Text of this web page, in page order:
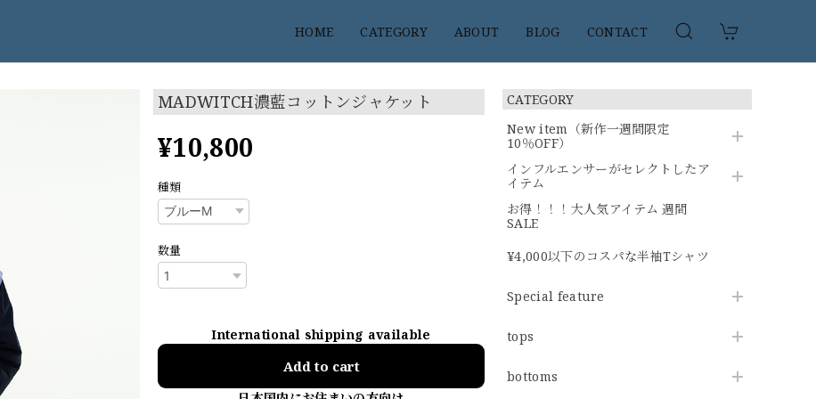
HOME CATEGORY ABOUT BLOG CONTACT
CATEGORY
New item（新作一週間限定
10％OFF）
インフルエンサーがセレクトしたア
イテム
お得！！！大人気アイテム 週間
SALE
¥4,000以下のコスパな半袖Tシャツ
Special feature
tops
bottoms
MADWITCH濃藍コットンジャケット
¥10,800
種類
数量
International shipping available
Add to cart